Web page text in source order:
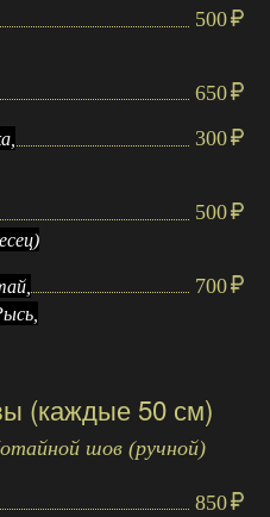
500
650
300
500
700
(каждые 50 см)
шов (ручной)
850